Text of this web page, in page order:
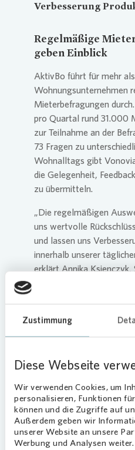
Zustimmung
Diese Webseite
Wir verwenden Cookies, um
personalisieren, Funktionen
können und die Zugriffe auf
Außerdem geben wir
unserer Website an unsere
Werbung und Analysen
Verbesserung
Regelmäßige
geben Einblick
AktivBo führt für mehr
Wohnungsunternehmen
Mieterbefragungen
pro Quartal rund 31.000
zur Teilnahme an der
73 Fragen zu
Wohnalltags gibt
die Gelegenheit,
zu übermitteln.
„Die regelmäßigen
uns wertvolle
und lassen uns
innerhalb unserer
erklärt Annika Ksienczyk,
Kundenservice.
Event schafft AktivBo
stand beim Event auch
Erfahrungen und Best
Benchmark Event
So geht es bei dem
den Vorjahresvergleich
Verbesserungen.
Ergebnisse aller
miteinander, erkennt